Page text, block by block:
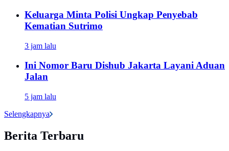
Keluarga Minta Polisi Ungkap Penyebab
Kematian Sutrimo
3 jam lalu
Ini Nomor Baru Dishub Jakarta Layani Aduan
Jalan
5 jam lalu
Selengkapnya
Berita Terbaru